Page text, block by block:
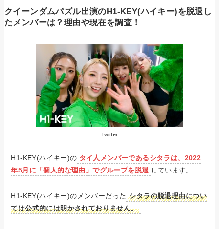
クイーンダムパズル出演のH1-KEY(ハイキー)を脱退し
たメンバーは？理由や現在を調査！
Twitter
H1-KEY(ハイキー)の タイ人メンバーであるシタラは、2022
年5月に「個人的な理由」でグループを脱退 しています。
H1-KEY(ハイキー)のメンバーだった シタラの脱退理由につい
ては公式的には明かされておりません。